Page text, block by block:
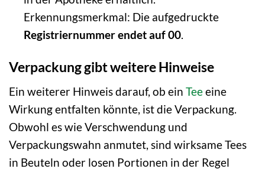
Erkennungsmerkmal: Die aufgedruckte
Registriernummer endet auf 00.
Verpackung gibt weitere Hinweise
Ein weiterer Hinweis darauf, ob ein Teeeine
Wirkung entfalten könnte, ist die Verpackung.
Obwohl es wie Verschwendung und
Verpackungswahn anmutet, sind wirksame Tees
in Beuteln oder losen Portionen in der Regel